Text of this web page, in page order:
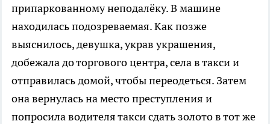
припаркованному неподалёку. В машине
находилась подозреваемая. Как позже
выяснилось, девушка, украв украшения,
добежала до торгового центра, села в такси и
отправилась домой, чтобы переодеться. Затем
она вернулась на место преступления и
попросила водителя такси сдать золото в тот же